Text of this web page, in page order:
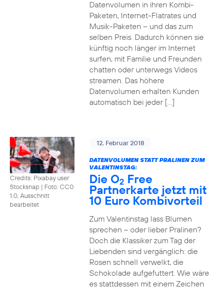
Datenvolumen in ihren Kombi-
Paketen, Internet-Flatrates und
Musik-Paketen – und das zum
selben Preis. Dadurch können sie
künftig noch länger im Internet
surfen, mit Familie und Freunden
chatten oder unterwegs Videos
streamen. Das höhere
Datenvolumen erhalten Kunden
automatisch bei jeder […]
Credits: Pixabay user
Stocksnap | Foto: CC0
1.0, Ausschnitt
bearbeitet
12. Februar 2018
DATENVOLUMEN STATT PRALINEN ZUM
VALENTINSTAG:
Die O2 Free
Partnerkarte jetzt mit
10 Euro Kombivorteil
Zum Valentinstag lass Blumen
sprechen – oder lieber Pralinen?
Doch die Klassiker zum Tag der
Liebenden sind vergänglich: die
Rosen schnell verwelkt, die
Schokolade aufgefuttert. Wie wäre
es stattdessen mit einem Zeichen